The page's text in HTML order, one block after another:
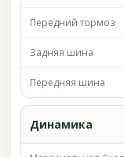
Передний тормоз
Задняя шина
Передняя шина
Динамика